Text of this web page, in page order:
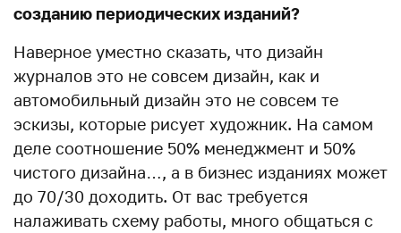
созданию периодических изданий?
Наверное уместно сказать, что дизайн
журналов это не совсем дизайн, как и
автомобильный дизайн это не совсем те
эскизы, которые рисует художник. На самом
деле соотношение 50% менеджмент и 50%
чистого дизайна…, а в бизнес изданиях может
до 70/30 доходить. От вас требуется
налаживать схему работы, много общаться с